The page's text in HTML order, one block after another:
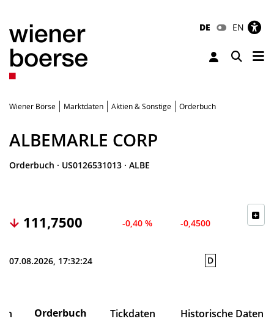
DE EN
Toggle
Wiener Börse Marktdaten Aktien & Sonstige Orderbuch
ALBEMARLE CORP
Orderbuch · US0126531013 · ALBE
111,7500 -0,40 % -0,4500
07.08.2026, 17:32:24 D
Orderbuch Tickdaten Historische Daten